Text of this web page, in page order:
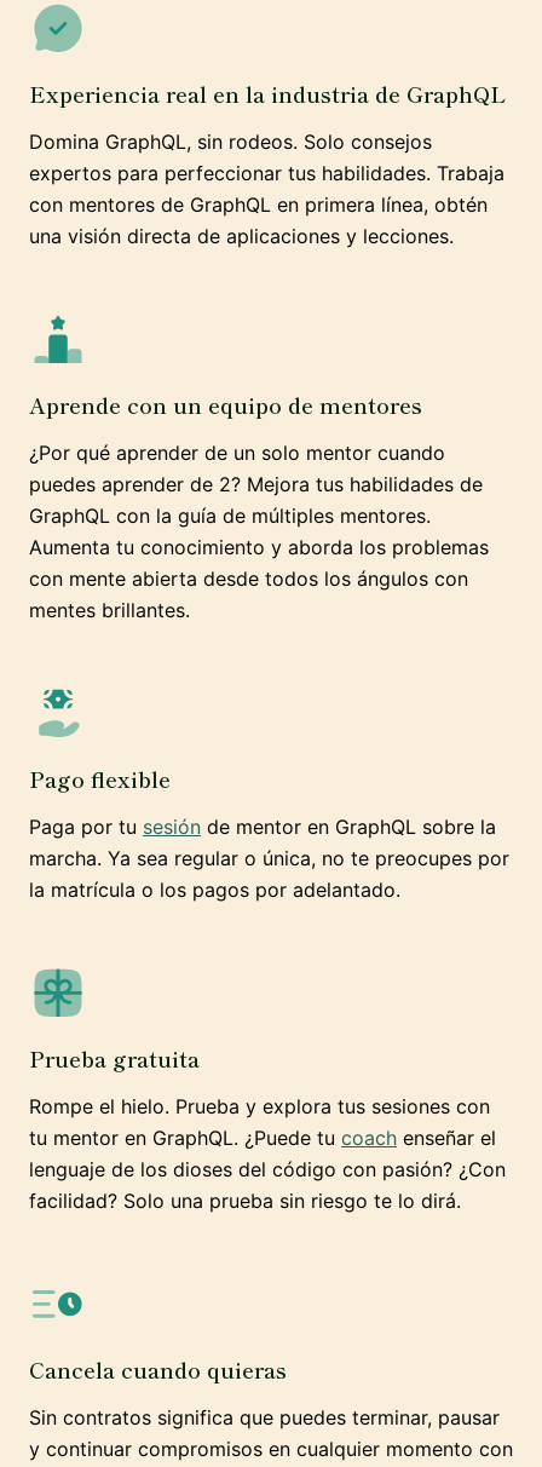
Experiencia real en la industria de GraphQL
Domina GraphQL, sin rodeos. Solo consejos
expertos para perfeccionar tus habilidades. Trabaja
con mentores de GraphQL en primera línea, obtén
una visión directa de aplicaciones y lecciones.
Aprende con un equipo de mentores
¿Por qué aprender de un solo mentor cuando
puedes aprender de 2? Mejora tus habilidades de
GraphQL con la guía de múltiples mentores.
Aumenta tu conocimiento y aborda los problemas
con mente abierta desde todos los ángulos con
mentes brillantes.
Pago flexible
Paga por tu sesión de mentor en GraphQL sobre la
marcha. Ya sea regular o única, no te preocupes por
la matrícula o los pagos por adelantado.
Prueba gratuita
Rompe el hielo. Prueba y explora tus sesiones con
tu mentor en GraphQL. ¿Puede tu coach enseñar el
lenguaje de los dioses del código con pasión? ¿Con
facilidad? Solo una prueba sin riesgo te lo dirá.
Cancela cuando quieras
Sin contratos significa que puedes terminar, pausar
y continuar compromisos en cualquier momento con